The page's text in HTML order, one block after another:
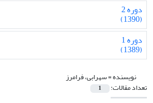
دوره 2
(1390)
دوره 1
(1389)
نویسنده =سهرابی، فرامرز
تعداد مقالات: 1